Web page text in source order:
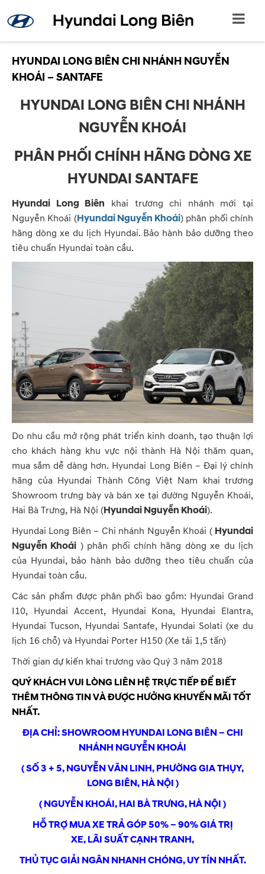
HYUNDAI LONG BIÊN CHI NHÁNH NGUYỄN
KHOÁI – SANTAFE
HYUNDAI LONG BIÊN CHI NHÁNH
NGUYỄN KHOÁI
PHÂN PHỐI CHÍNH HÃNG DÒNG XE
HYUNDAI SANTAFE
Hyundai Long Biên khai trương chi nhánh mới tại
Nguyễn Khoái (Hyundai Nguyễn Khoái) phân phối chính
hãng dòng xe du lịch Hyundai. Bảo hành bảo dưỡng theo
tiêu chuẩn Hyundai toàn cầu.
Do nhu cầu mở rộng phát triển kinh doanh, tạo thuận lợi
cho khách hàng khu vực nội thành Hà Nội thăm quan,
mua sắm dễ dàng hơn. Hyundai Long Biên – Đại lý chính
hãng của Hyundai Thành Công Việt Nam khai trương
Showroom trưng bày và bán xe tại đường Nguyễn Khoái,
Hai Bà Trưng, Hà Nội (Hyundai Nguyễn Khoái).
Hyundai Long Biên – Chi nhánh Nguyễn Khoái ( Hyundai
Nguyễn Khoái ) phân phối chính hãng dòng xe du lịch
của Hyundai, bảo hành bảo dưỡng theo tiêu chuẩn của
Hyundai toàn cầu.
Các sản phẩm được phân phối bao gồm: Hyundai Grand
I10, Hyundai Accent, Hyundai Kona, Hyundai Elantra,
Hyundai Tucson, Hyundai Santafe, Hyundai Solati (xe du
lịch 16 chỗ) và Hyundai Porter H150 (Xe tải 1,5 tấn)
Thời gian dự kiến khai trương vào Quý 3 năm 2018
QUÝ KHÁCH VUI LÒNG LIÊN HỆ TRỰC TIẾP ĐỂ BIẾT
THÊM THÔNG TIN VÀ ĐƯỢC HƯỞNG KHUYẾN MÃI TỐT
NHẤT.
ĐỊA CHỈ: SHOWROOM HYUNDAI LONG BIÊN – CHI
NHÁNH NGUYỄN KHOÁI
( SỐ 3 + 5, NGUYỄN VĂN LINH, PHƯỜNG GIA THỤY,
LONG BIÊN, HÀ NỘI )
( NGUYỄN KHOÁI, HAI BÀ TRƯNG, HÀ NỘI )
HỖ TRỢ MUA XE TRẢ GÓP 50% – 90% GIÁ TRỊ
XE, LÃI SUẤT CẠNH TRANH,
THỦ TỤC GIẢI NGÂN NHANH CHÓNG, UY TÍN NHẤT.